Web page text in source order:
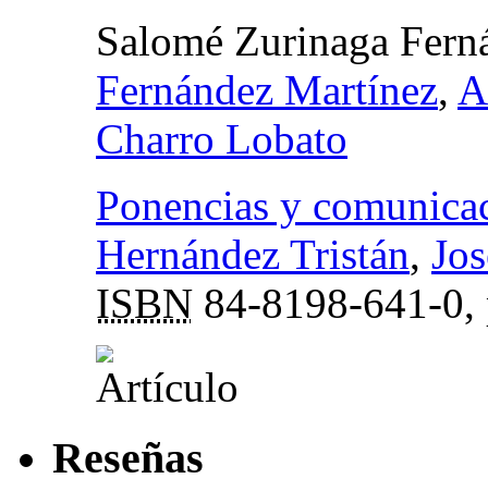
Salomé Zurinaga
Fernández Martínez,
Charro Lobato
Ponencias y
Hernández Tristán,
ISBN 84-8198-641-0,
Reseñas